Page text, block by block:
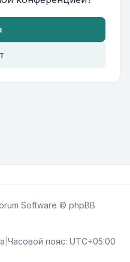
Software © phpBB
Часовой пояс: UTC+05:00